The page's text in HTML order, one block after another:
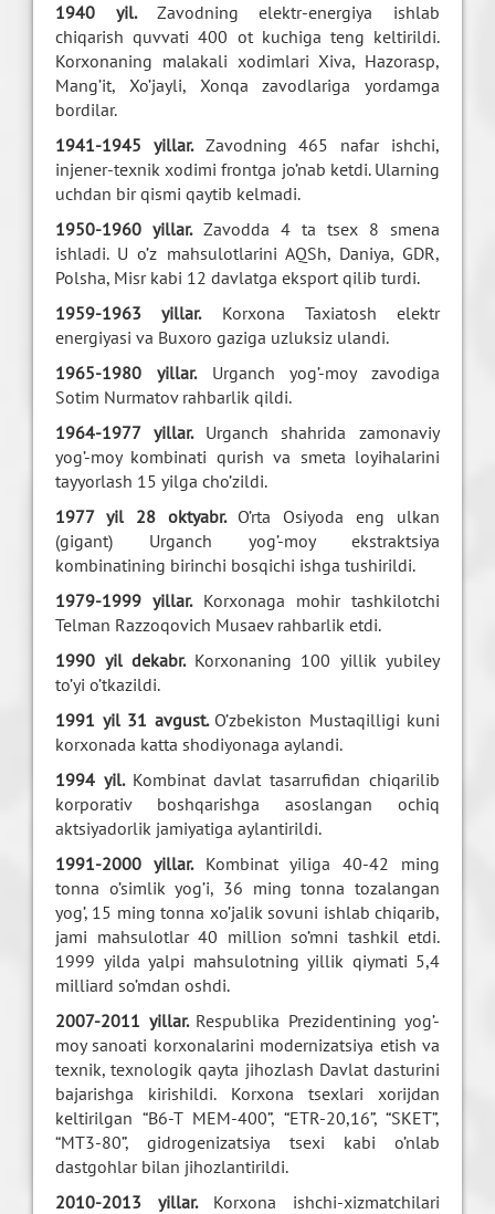
1940 yil. Zavodning elektr-energiya ishlab
chiqarish quvvati 400 ot kuchiga teng keltirildi.
Korxonaning malakali xodimlari Xiva, Hazorasp,
Mang’it, Xo’jayli, Xonqa zavodlariga yordamga
bordilar.
1941-1945 yillar.Zavodning 465 nafar ishchi,
injener-texnik xodimi frontga jo’nab ketdi. Ularning
uchdan bir qismi qaytib kelmadi.
1950-1960 yillar.Zavodda 4 ta tsex 8 smena
ishladi. U o’z mahsulotlarini AQSh, Daniya, GDR,
Polsha, Misr kabi 12 davlatga eksport qilib turdi.
1959-1963 yillar.Korxona Taxiatosh elektr
energiyasi va Buxoro gaziga uzluksiz ulandi.
1965-1980 yillar.Urganch yog’-moy zavodiga
Sotim Nurmatov rahbarlik qildi.
1964-1977 yillar. Urganch shahrida zamonaviy
yog’-moy kombinati qurish va smeta loyihalarini
tayyorlash 15 yilga cho’zildi.
1977 yil 28 oktyabr.O’rta Osiyoda eng ulkan
(gigant) Urganch yog’-moy ekstraktsiya
kombinatining birinchi bosqichi ishga tushirildi.
1979-1999 yillar.Korxonaga mohir tashkilotchi
Telman Razzoqovich Musaev rahbarlik etdi.
1990 yil dekabr. Korxonaning 100 yillik yubiley
to’yi o’tkazildi.
1991 yil 31 avgust. O’zbekiston Mustaqilligi kuni
korxonada katta shodiyonaga aylandi.
1994 yil. Kombinat davlat tasarrufidan chiqarilib
korporativ boshqarishga asoslangan ochiq
aktsiyadorlik jamiyatiga aylantirildi.
1991-2000 yillar.Kombinat yiliga 40-42 ming
tonna o’simlik yog’i, 36 ming tonna tozalangan
yog’, 15 ming tonna xo’jalik sovuni ishlab chiqarib,
jami mahsulotlar 40 million so’mni tashkil etdi.
1999 yilda yalpi mahsulotning yillik qiymati 5,4
milliard so’mdan oshdi.
2007-2011 yillar. Respublika Prezidentining yog’-
moy sanoati korxonalarini modernizatsiya etish va
texnik, texnologik qayta jihozlash Davlat dasturini
bajarishga kirishildi. Korxona tsexlari xorijdan
keltirilgan “B6-T MEM-400”, “ETR-20,16”, “SKET”,
“MT3-80”, gidrogenizatsiya tsexi kabi o’nlab
dastgohlar bilan jihozlantirildi.
2010-2013 yillar.Korxona ishchi-xizmatchilari